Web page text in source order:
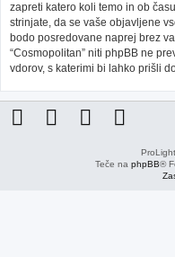
zapreti katero koli temo in ob
strinjate, da se vaše objavljene
bodo posredovane naprej brez
“Cosmopolitan” niti phpBB ne
vdorov, s katerimi bi lahko prišli
Teče na phpBB®